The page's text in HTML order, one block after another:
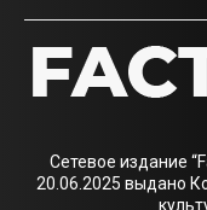
Сетевое издание
20.06.2025 выдано